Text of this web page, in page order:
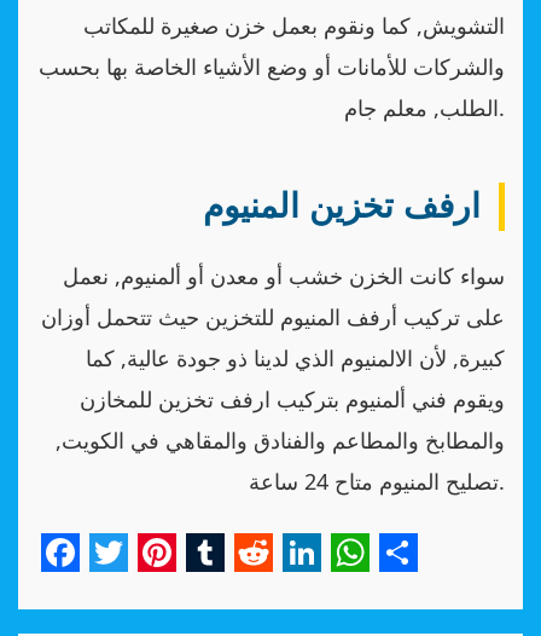
التشويش, كما ونقوم بعمل خزن صغيرة للمكاتب
والشركات للأمانات أو وضع الأشياء الخاصة بها بحسب
الطلب, معلم جام.
ارفف تخزين المنيوم
سواء كانت الخزن خشب أو معدن أو ألمنيوم, نعمل
على تركيب أرفف المنيوم للتخزين حيث تتحمل أوزان
كبيرة, لأن الالمنيوم الذي لدينا ذو جودة عالية, كما
ويقوم فني ألمنيوم بتركيب ارفف تخزين للمخازن
والمطابخ والمطاعم والفنادق والمقاهي في الكويت,
تصليح المنيوم متاح 24 ساعة.